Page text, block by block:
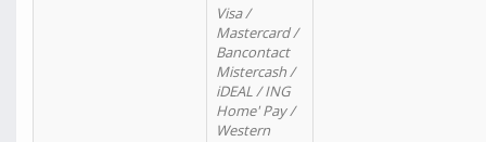
Visa /
Mastercard /
Bancontact
Mistercash /
iDEAL / ING
Home' Pay /
Western